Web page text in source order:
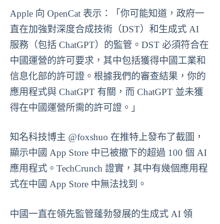
Apple 向 OpenCat 表示：「你可能知道，政府一
直在加強對深度合成技術（DST）和生成式 AI
服務（包括 ChatGPT）的監管。DST 必須符合在
中國運營的許可要求，其中包括獲得中國工業和
信息化部的許可證。根據我們的審查結果，你的
應用程式與 ChatGPT 有關，而 ChatGPT 並未獲
得在中國運營所需的許可證。」
知名科技博主 @foxshuo 在推特上發布了截圖，
顯示中國 App Store 中已被撤下的超過 100 個 AI
應用程式。TechCrunch 證實，其中有幾個應用程
式在中國 App Store 中無法找到。
中國一直在領先監管蓬勃發展的生成式 AI 領